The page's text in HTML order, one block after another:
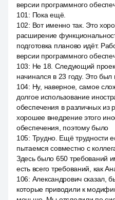
версии программного
101 : Пока ещё.
102: Вот именно так. Это
расширение
подготовка планово идёт.
версии программного
103: Не 18. Следующий
начинался в 23 году. Это был
104: Ну, наверное, самое
долгое использование
обеспечения в различных из
хорошее внедрение этого
обеспечения, поэтому было
105: Трудно. Ещё трудности
пытаемся совместно с
Здесь было 650 требований
есть всего требований, как
106: Александрович сказал,
которые приводили к